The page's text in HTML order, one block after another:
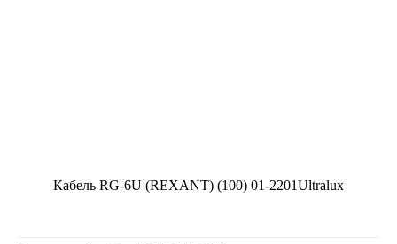
Кабель RG-6U (REXANT) (100) 01-2201Ultralux